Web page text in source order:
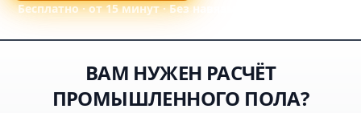
Бесплатно · от 15 минут · Без навязывания
ВАМ НУЖЕН РАСЧЁТ
ПРОМЫШЛЕННОГО ПОЛА?